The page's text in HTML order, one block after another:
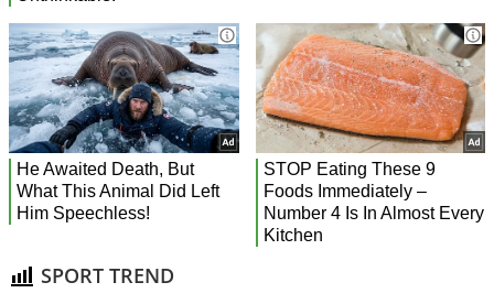
SPORT TREND